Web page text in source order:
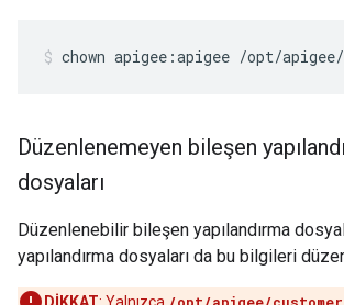
chown apigee:apigee /opt/
Düzenlenemeyen bileşen
dosyaları
Düzenlenebilir bileşen yapılandırma
yapılandırma dosyaları da bu bilgileri